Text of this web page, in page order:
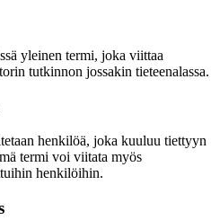
yleinen termi, joka viittaa
tutkinnon jossakin tieteenalassa.
henkilöä, joka kuuluu tiettyyn
termi voi viitata myös
henkilöihin.